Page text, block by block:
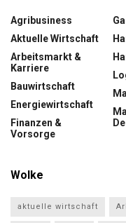
Agribusiness
Aktuelle Wirtschaft
Arbeitsmarkt &
Karriere
Bauwirtschaft
Energiewirtschaft
Finanzen &
Vorsorge
Wolke
aktuelle wirtschaft